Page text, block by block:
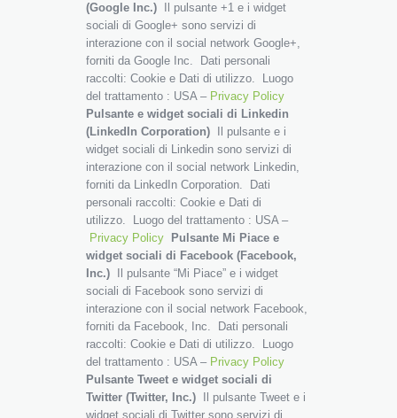
(Google Inc.)
Il pulsante +1 e i widget
sociali di Google+ sono servizi di
interazione con il social network Google+,
forniti da Google Inc. Dati personali
raccolti: Cookie e Dati di utilizzo. Luogo
del trattamento : USA – Privacy Policy
Pulsante e widget sociali di Linkedin
(LinkedIn Corporation)
Il pulsante e i
widget sociali di Linkedin sono servizi di
interazione con il social network Linkedin,
forniti da LinkedIn Corporation. Dati
personali raccolti: Cookie e Dati di
utilizzo. Luogo del trattamento : USA –
Privacy Policy
Pulsante Mi Piace e
widget sociali di Facebook (Facebook,
Inc.)
Il pulsante “Mi Piace” e i widget
sociali di Facebook sono servizi di
interazione con il social network Facebook,
forniti da Facebook, Inc. Dati personali
raccolti: Cookie e Dati di utilizzo. Luogo
del trattamento : USA – Privacy Policy
Pulsante Tweet e widget sociali di
Twitter (Twitter, Inc.)
Il pulsante Tweet e i
widget sociali di Twitter sono servizi di